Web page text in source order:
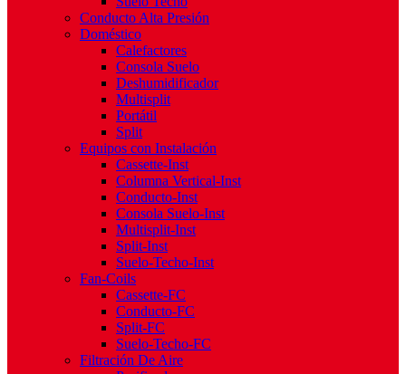
Conducto Alta Presión
Doméstico
Calefactores
Consola Suelo
Deshumidificador
Multisplit
Portátil
Split
Equipos con Instalación
Cassette-Inst
Columna Vertical-Inst
Conducto-Inst
Consola Suelo-Inst
Multisplit-Inst
Split-Inst
Suelo-Techo-Inst
Fan-Coils
Cassette-FC
Conducto-FC
Split-FC
Suelo-Techo-FC
Filtración De Aire